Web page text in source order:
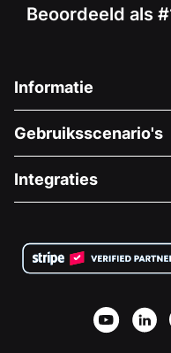
Beoordeeld als
Informatie
Over Ons
Vacatures
Privacy
Affiliate Partnerschap
Gebruiksscenario's
Medische
Goede Doelen
Integraties
Wix Donatie Plugin
Webflow Donatie App
Joomla Donatie